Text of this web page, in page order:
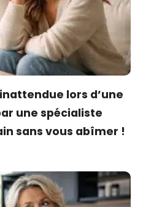
lors d’une
une spécialiste
sans vous abîmer !